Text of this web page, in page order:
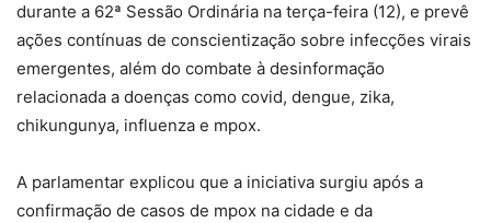
durante a 62ª Sessão Ordinária na terça-feira (12), e prevê
ações contínuas de conscientização sobre infecções virais
emergentes, além do combate à desinformação
relacionada a doenças como covid, dengue, zika,
chikungunya, influenza e mpox.
A parlamentar explicou que a iniciativa surgiu após a
confirmação de casos de mpox na cidade e da